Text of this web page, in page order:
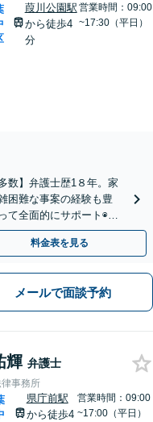
葭川公園駅
から徒歩4
分
営業時間：09:00
~17:30（平日）
数】弁護士歴1８年。家
困難な事案の経験も豊
て全面的にサポート◉オ
料金表を見る
メールで面談予約
輝 弁護士
事務所
県庁前駅
から徒歩4
営業時間：09:00
~17:00（平日）